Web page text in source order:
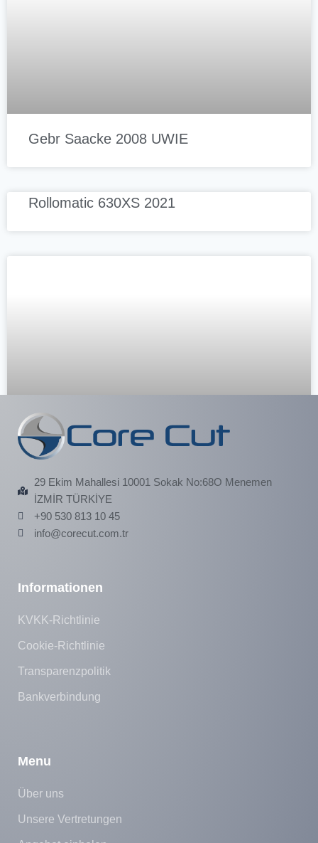
Gebr Saacke 2008 UWIE
Rollomatic 630XS 2021
Schütte 2008 305 L
29 Ekim Mahallesi 10001 Sokak No:68O Menemen
İZMİR TÜRKİYE
+90 530 813 10 45
info@corecut.com.tr
Informationen
KVKK-Richtlinie
Cookie-Richtlinie
Transparenzpolitik
Bankverbindung
Menu
Über uns
Unsere Vertretungen